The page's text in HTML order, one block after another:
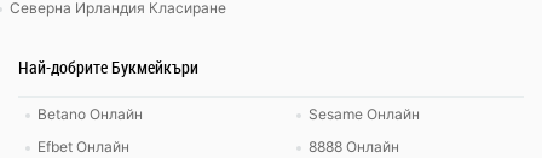
Северна Ирландия Класиране
Най-добрите Букмейкъри
Betano Онлайн
Efbet Онлайн
Sesame Онлайн
8888 Онлайн